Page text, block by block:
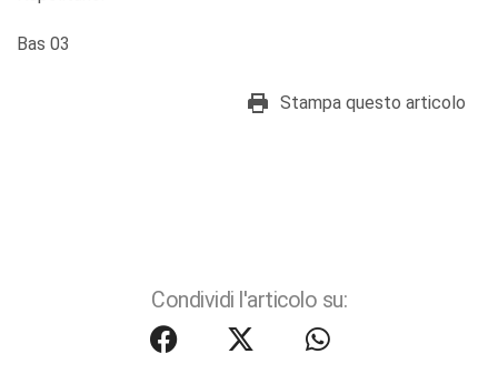
Bas 03
Stampa questo articolo
Condividi l'articolo su: